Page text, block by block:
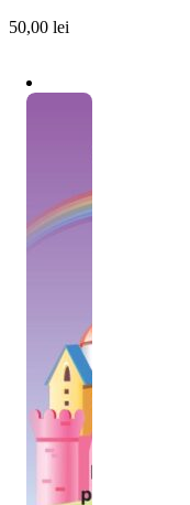
50,00 lei